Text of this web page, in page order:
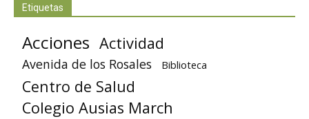
Etiquetas
Acciones Actividad
Avenida de los Rosales Biblioteca
Centro de Salud
Colegio Ausias March